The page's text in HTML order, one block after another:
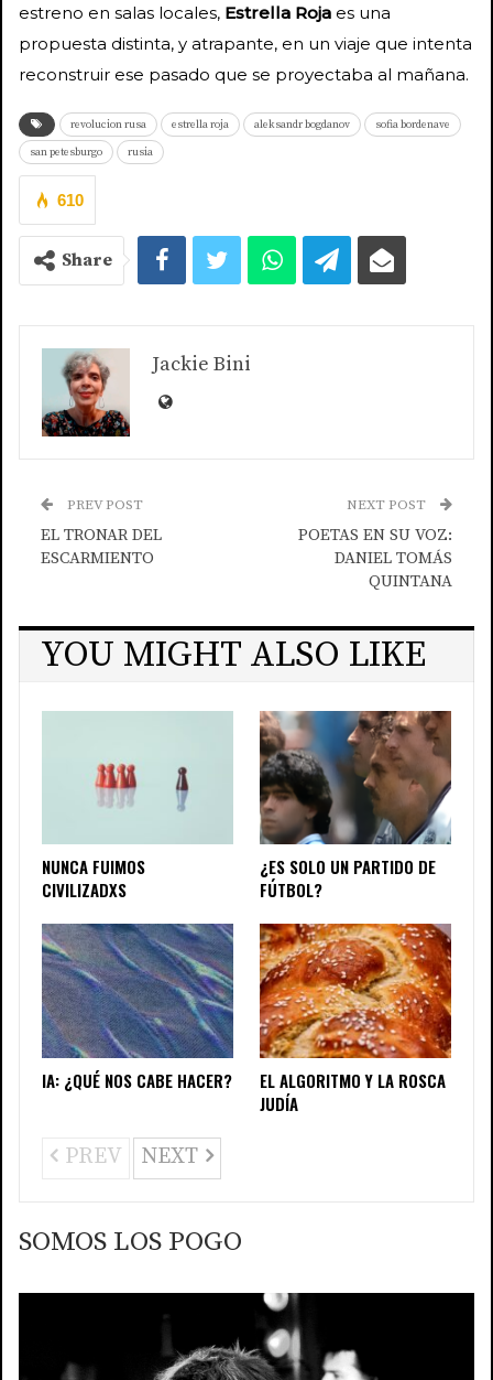
estreno en salas locales, Estrella Roja es una
propuesta distinta, y atrapante, en un viaje que intenta
reconstruir ese pasado que se proyectaba al mañana.
revolucion rusa estrella roja aleksandr bogdanov sofia bordenave
san petesburgo rusia
610
Share
Jackie Bini
PREV POST
EL TRONAR DEL
ESCARMIENTO
NEXT POST
POETAS EN SU VOZ:
DANIEL TOMÁS
QUINTANA
YOU MIGHT ALSO LIKE
NUNCA FUIMOS
CIVILIZADXS
¿ES SOLO UN PARTIDO DE
FÚTBOL?
IA: ¿QUÉ NOS CABE HACER?
EL ALGORITMO Y LA ROSCA
JUDÍA
PREV NEXT
SOMOS LOS POGO